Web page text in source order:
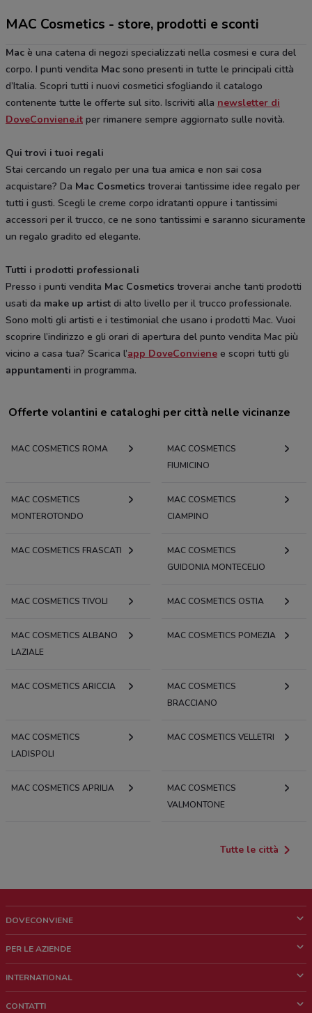
MAC Cosmetics - store, prodotti e sconti
Mac è una catena di negozi specializzati nella cosmesi e cura del
corpo. I punti vendita Mac sono presenti in tutte le principali città
d’Italia. Scopri tutti i nuovi cosmetici sfogliando il catalogo
contenente tutte le offerte sul sito. Iscriviti alla newsletter di
DoveConviene.it per rimanere sempre aggiornato sulle novità.
Qui trovi i tuoi regali
Stai cercando un regalo per una tua amica e non sai cosa
acquistare? Da Mac Cosmetics troverai tantissime idee regalo per
tutti i gusti. Scegli le creme corpo idratanti oppure i tantissimi
accessori per il trucco, ce ne sono tantissimi e saranno sicuramente
un regalo gradito ed elegante.
Tutti i prodotti professionali
Presso i punti vendita Mac Cosmetics troverai anche tanti prodotti
usati da make up artist di alto livello per il trucco professionale.
Sono molti gli artisti e i testimonial che usano i prodotti Mac. Vuoi
scoprire l’indirizzo e gli orari di apertura del punto vendita Mac più
vicino a casa tua? Scarica l’app DoveConviene e scopri tutti gli
appuntamenti in programma.
Offerte volantini e cataloghi per città nelle vicinanze
MAC COSMETICS ROMA
MAC COSMETICS
FIUMICINO
MAC COSMETICS
MONTEROTONDO
MAC COSMETICS
CIAMPINO
MAC COSMETICS FRASCATI
MAC COSMETICS
GUIDONIA MONTECELIO
MAC COSMETICS TIVOLI MAC COSMETICS OSTIA
MAC COSMETICS ALBANO
LAZIALE
MAC COSMETICS POMEZIA
MAC COSMETICS ARICCIA
MAC COSMETICS
BRACCIANO
MAC COSMETICS
LADISPOLI
MAC COSMETICS VELLETRI
MAC COSMETICS APRILIA
MAC COSMETICS
VALMONTONE
Tutte le città
DOVECONVIENE
Chi siamo
Lavora con noi
PER LE AZIENDE
Richieste commerciali e marketing
INTERNATIONAL
CONTATTI